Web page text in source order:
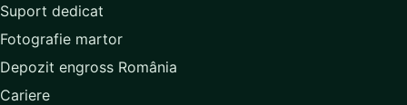
Suport dedicat
Fotografie martor
Depozit engross România
Cariere